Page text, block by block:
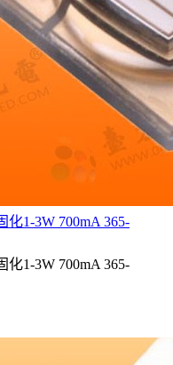
化1-3W 700mA 365-
化1-3W 700mA 365-